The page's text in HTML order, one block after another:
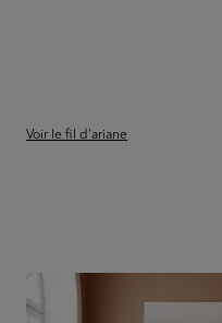
Voir le fil d'ariane